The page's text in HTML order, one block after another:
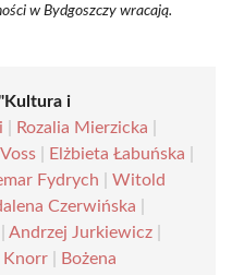
w Bydgoszczy wracają.
i
Rozalia Mierzicka
Elżbieta Łabuńska
Fydrych
Witold
Czerwińska
Andrzej Jurkiewicz
Knorr
Bożena